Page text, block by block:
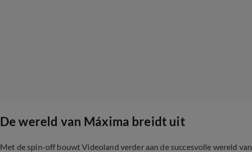
De wereld van Máxima breidt uit
Met de spin-off bouwt Videoland verder aan de succesvolle wereld van